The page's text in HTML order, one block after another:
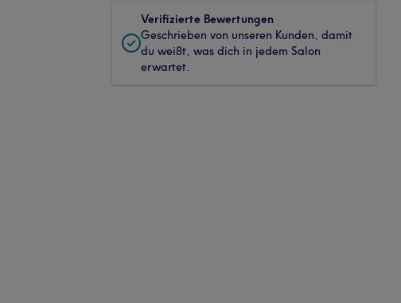
Verifizierte Bewertungen
Geschrieben von unseren Kunden, damit
du weißt, was dich in jedem Salon
erwartet.